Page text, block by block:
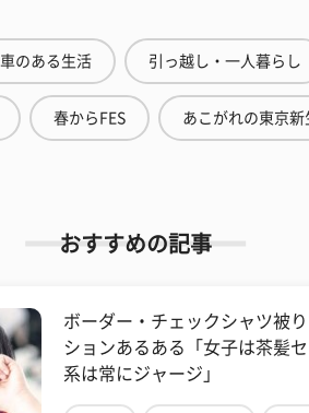
車のある生活 引っ越し・一人暮らし
春からFES あこがれの東京新
おすすめの記事
ボーダー・チェックシャツ被
ションあるある「女子は茶髪
系は常にジャージ」